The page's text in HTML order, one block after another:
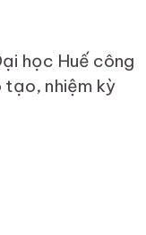
học Huế công
nhiệm kỳ